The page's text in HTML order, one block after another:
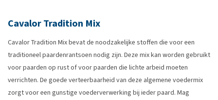
Cavalor Tradition Mix
Cavalor Tradition Mix bevat de noodzakelijke stoffen die voor een
traditioneel paardenrantsoen nodig zijn. Deze mix kan worden gebruikt
voor paarden op rust of voor paarden die lichte arbeid moeten
verrichten. De goede verteerbaarheid van deze algemene voedermix
zorgt voor een gunstige voederverwerking bij ieder paard. Mag